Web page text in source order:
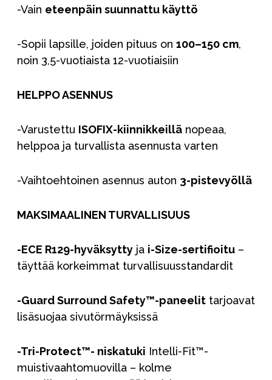
-Vain eteenpäin suunnattu käyttö
-Sopii lapsille, joiden pituus on 100–150 cm,
noin 3,5-vuotiaista 12-vuotiaisiin
HELPPO ASENNUS
-Varustettu ISOFIX-kiinnikkeillä nopeaa,
helppoa ja turvallista asennusta varten
-Vaihtoehtoinen asennus auton 3-pistevyöllä
MAKSIMAALINEN TURVALLISUUS
-ECE R129-hyväksytty ja i-Size-sertifioitu –
täyttää korkeimmat turvallisuusstandardit
-Guard Surround Safety™-paneelit tarjoavat
lisäsuojaa sivutörmäyksissä
-Tri-Protect™- niskatuki Intelli-Fit™-
muistivaahtomuovilla – kolme